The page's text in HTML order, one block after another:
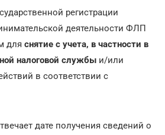
регистрации
деятельности ФЛП
для снятие с учета, в частности в
налоговой службы и/или
в соответствии с
дате получения сведений о